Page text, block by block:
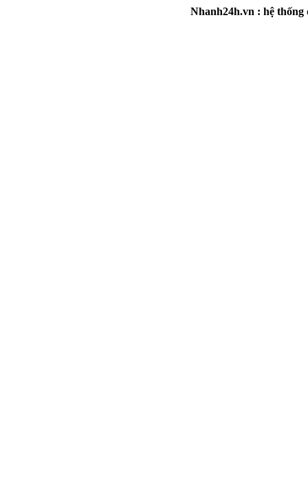
Nhanh24h.vn : hệ